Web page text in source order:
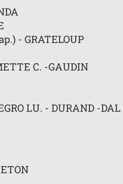
- GRATELOUP
C. -GAUDIN
LU. - DURAND -